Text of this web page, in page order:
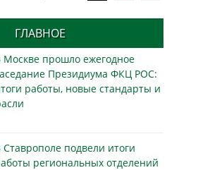
ГЛАВНОЕ
Москве прошло ежегодное
Президиума ФКЦ РОС:
работы, новые стандарты и
Ставрополе подвели итоги
региональных отделений